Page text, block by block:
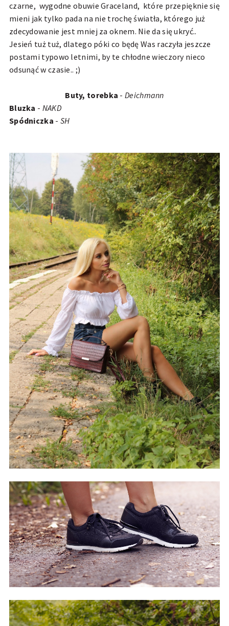
czarne, wygodne obuwie Graceland, które przepięknie się
mieni jak tylko pada na nie trochę światła, którego już
zdecydowanie jest mniej za oknem. Nie da się ukryć..
Jesień tuż tuż, dlatego póki co będę Was raczyła jeszcze
postami typowo letnimi, by te chłodne wieczory nieco
odsunąć w czasie.. ;)
Buty, torebka -Deichmann
Bluzka - NAKD
Spódniczka - SH